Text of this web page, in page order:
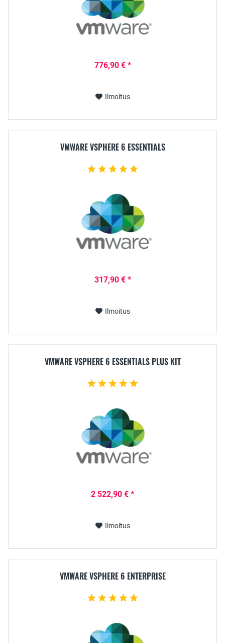
776,90 € *
Ilmoitus
VMWARE VSPHERE 6 ESSENTIALS
317,90 € *
Ilmoitus
VMWARE VSPHERE 6 ESSENTIALS PLUS KIT
2 522,90 € *
Ilmoitus
VMWARE VSPHERE 6 ENTERPRISE